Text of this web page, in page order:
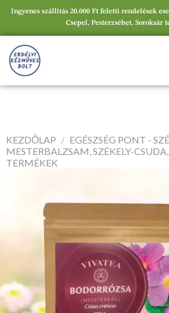
Ingyenes szállítás 20.000 Ft feletti rendelések
Csepel, Pesterzsébet, Soroksár
KEZDŐLAP / EGÉSZSÉG PONT -
MESTERBALZSAM, SZÉKELY-
TERMÉKEK